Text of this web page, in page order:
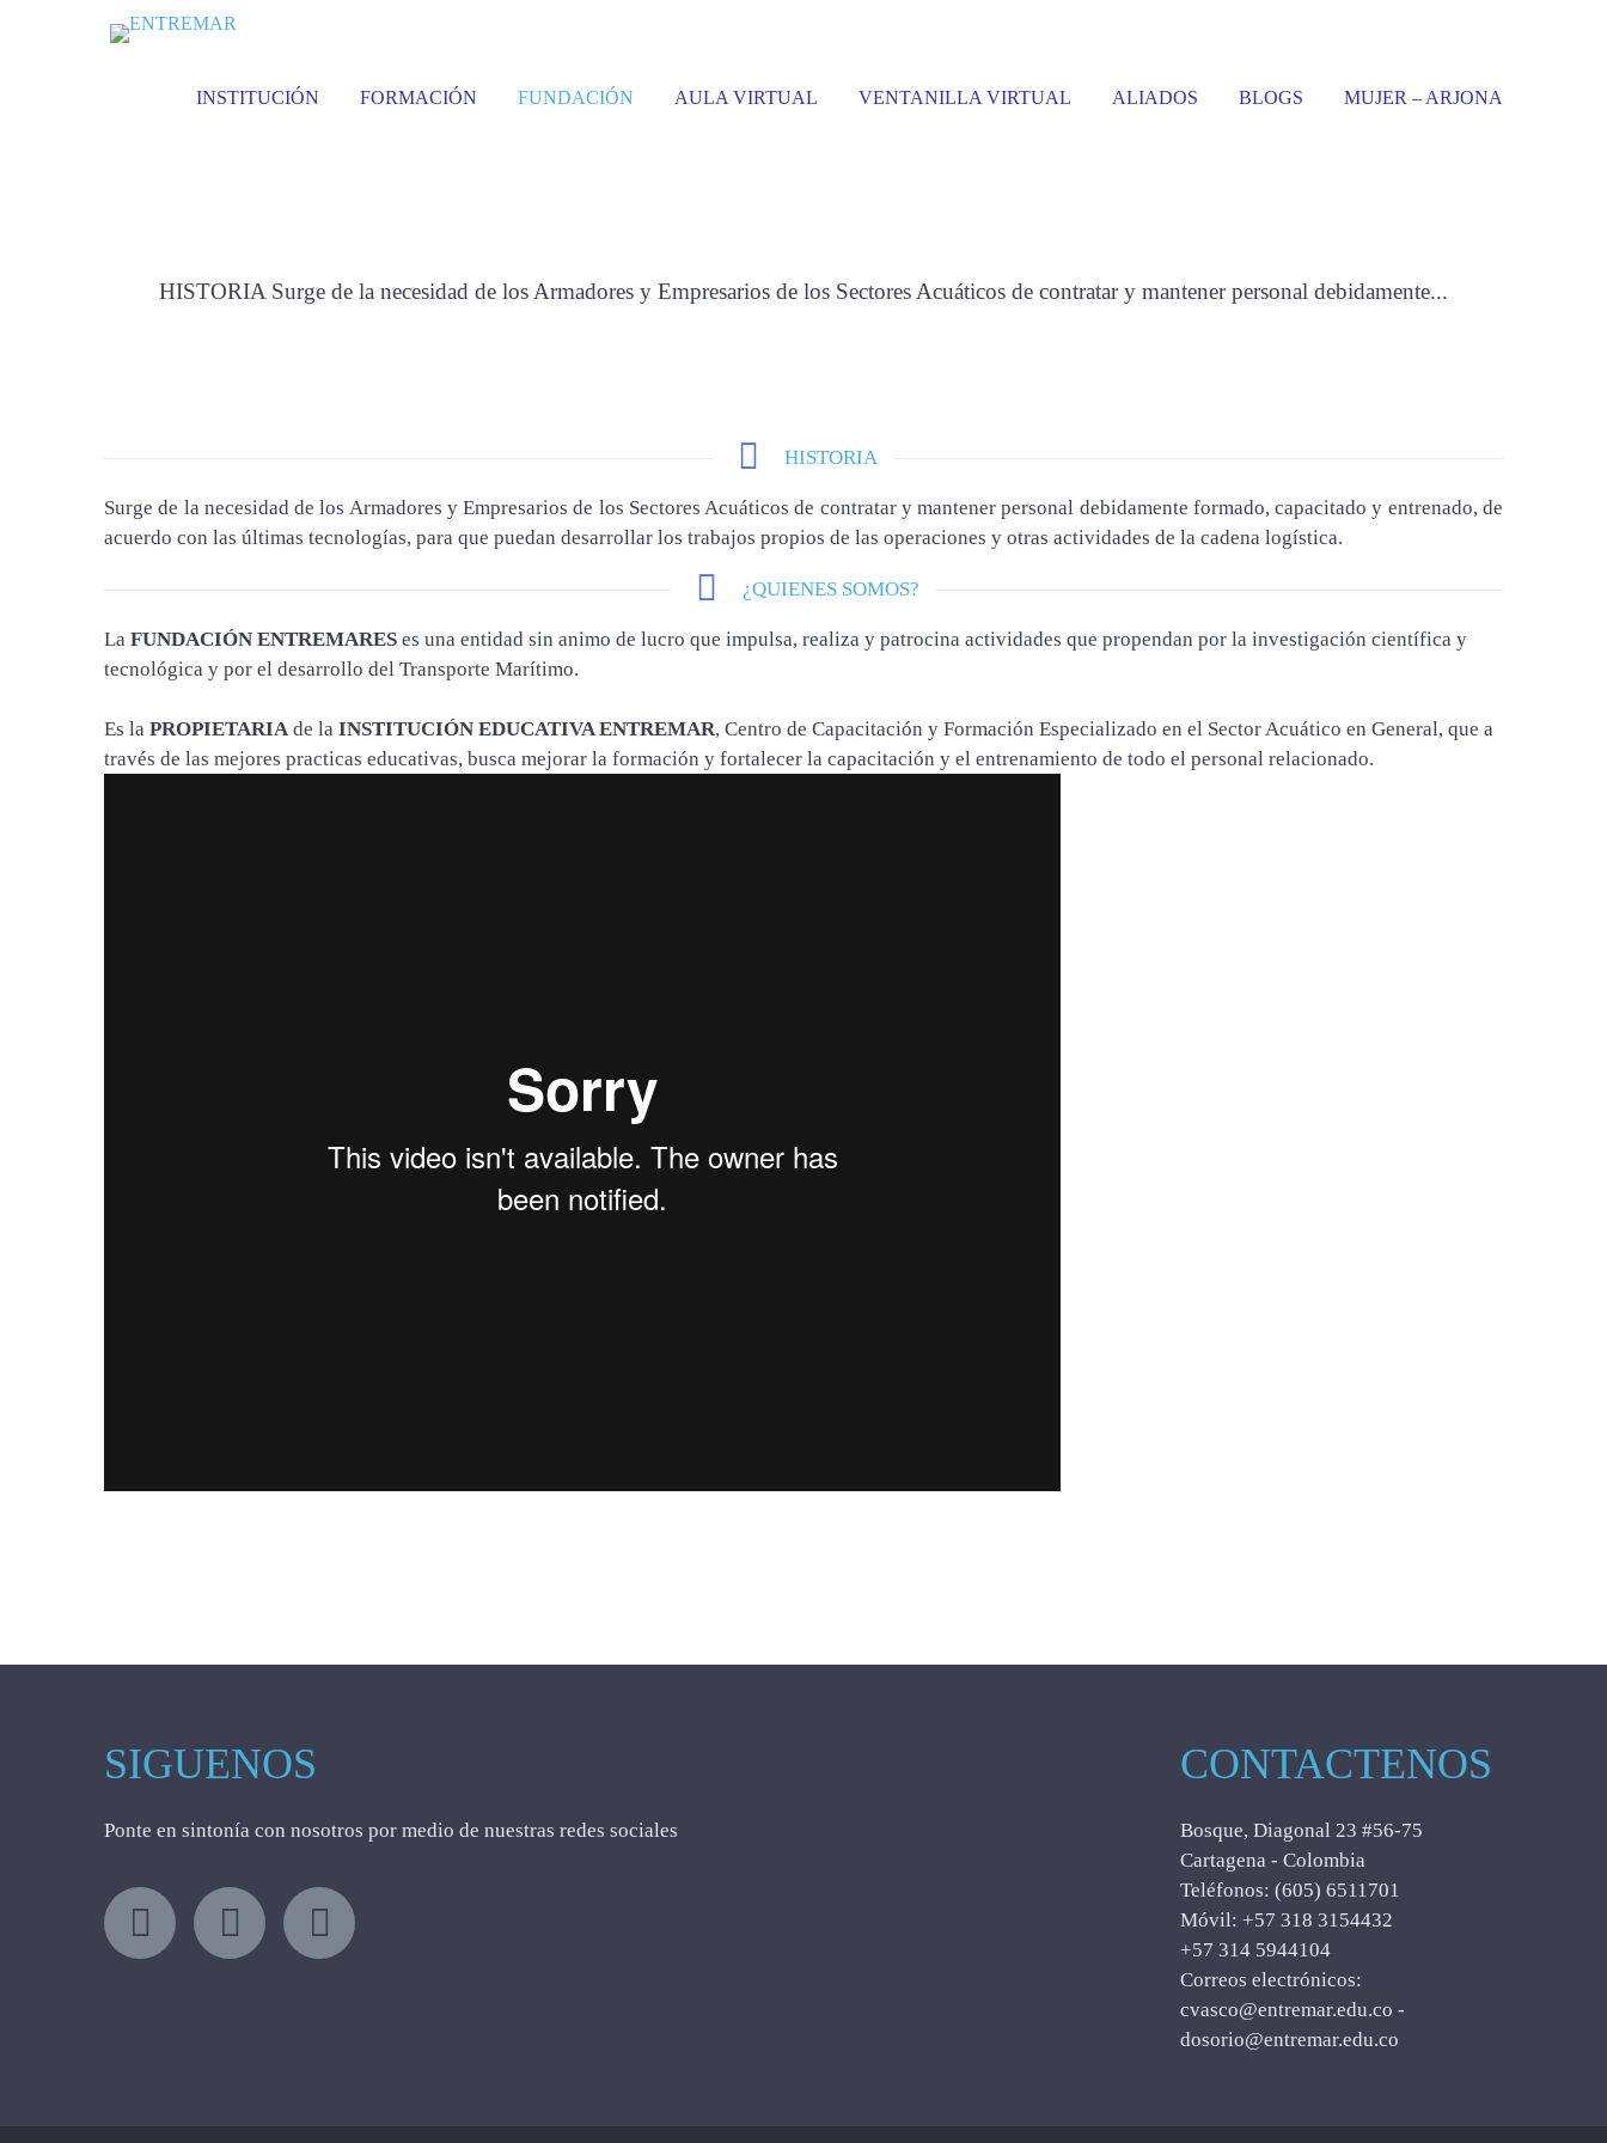
INSTITUCIÓN FORMACIÓN FUNDACIÓN AULA VIRTUAL VENTANILLA VIRTUAL ALIADOS BLOGS MUJER – ARJONA
HISTORIA Surge de la necesidad de los Armadores y Empresarios de los Sectores Acuáticos de contratar y mantener personal debidamente...
HISTORIA
Surge de la necesidad de los Armadores y Empresarios de los Sectores Acuáticos de contratar y mantener personal debidamente formado, capacitado y entrenado, de
acuerdo con las últimas tecnologías, para que puedan desarrollar los trabajos propios de las operaciones y otras actividades de la cadena logística.
¿QUIENES SOMOS?
La FUNDACIÓN ENTREMARES es una entidad sin animo de lucro que impulsa, realiza y patrocina actividades que propendan por la investigación científica y
tecnológica y por el desarrollo del Transporte Marítimo.
Es la PROPIETARIA de la INSTITUCIÓN EDUCATIVA ENTREMAR, Centro de Capacitación y Formación Especializado en el Sector Acuático en General, que a
través de las mejores practicas educativas, busca mejorar la formación y fortalecer la capacitación y el entrenamiento de todo el personal relacionado.
SIGUENOS
Ponte en sintonía con nosotros por medio de nuestras redes sociales
CONTACTENOS
Bosque, Diagonal 23 #56-75
Cartagena - Colombia
Teléfonos: (605) 6511701
Móvil: +57 318 3154432
+57 314 5944104
Correos electrónicos:
cvasco@entremar.edu.co -
dosorio@entremar.edu.co